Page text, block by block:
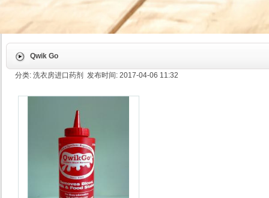
Qwik Go
分类: 洗衣房进口药剂 发布时间: 2017-04-06 11:32